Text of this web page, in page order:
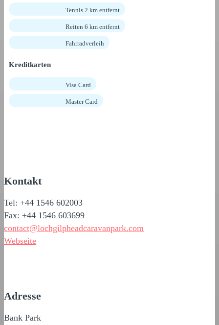
Tennis 2 km entfernt
Reiten 6 km entfernt
Fahrradverleih
Kreditkarten
Visa Card
Master Card
Kontakt
Tel: +44 1546 602003
Fax: +44 1546 603699
contact@lochgilpheadcaravanpark.com
Webseite
Adresse
Bank Park